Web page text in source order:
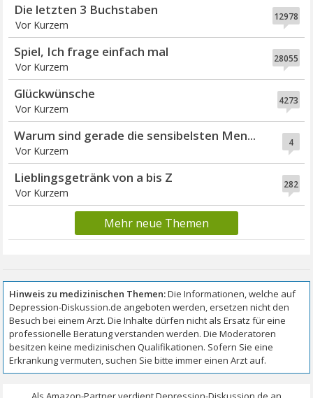
12978
Die letzten 3 Buchstaben
Vor Kurzem
28055
Spiel, Ich frage einfach mal
Vor Kurzem
4273
Glückwünsche
Vor Kurzem
4
Warum sind gerade die sensibelsten Men...
Vor Kurzem
282
Lieblingsgetränk von a bis Z
Vor Kurzem
Mehr neue Themen